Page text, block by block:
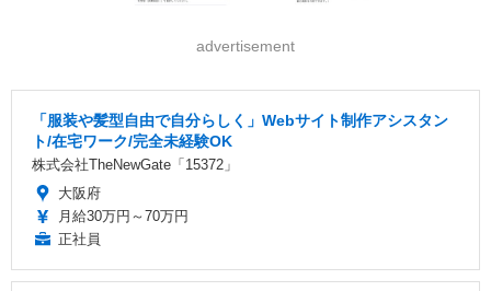
advertisement
「服装や髪型自由で自分らしく」Webサイト制作アシスタン
ト/在宅ワーク/完全未経験OK
株式会社TheNewGate「15372」
大阪府
月給30万円～70万円
正社員